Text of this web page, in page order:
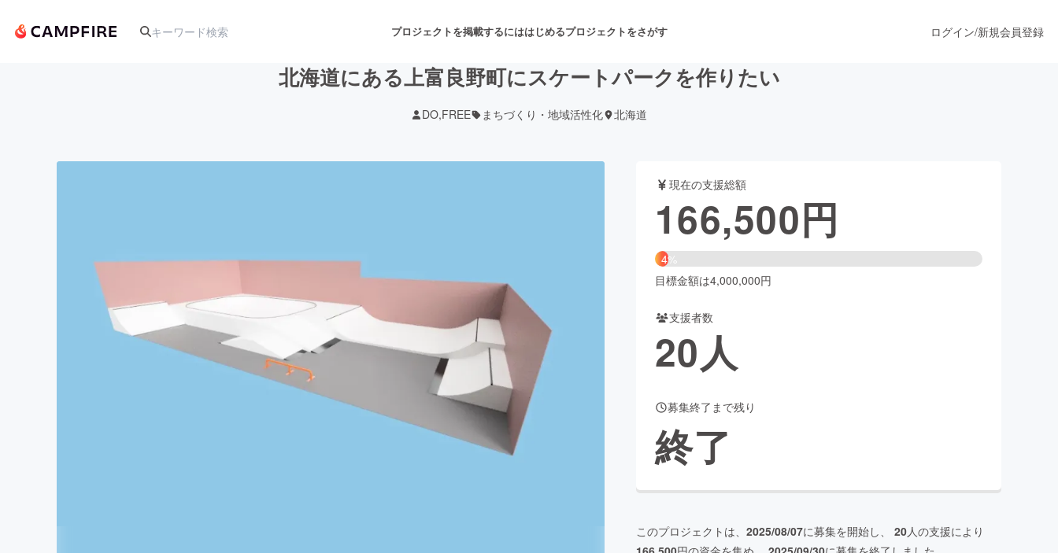
プロジェクトを掲載するにははじめるプロジェクトをさがす
舞台・パフォーマンス
ファッション
書籍・雑誌出版
ビジネス・起業 チャレンジ ビューティー・ヘルスケア
まちづくり・地域活性化
CAMPFIRE for Social Good
CAMPFIREふるさと納税
ログイン/新規会員登録
北海道にある上富良野町にスケートパークを作りたい
DO,FREE まちづくり・地域活性化 北海道
現在の支援総額
166,500円
4%
目標金額は4,000,000円
支援者数
20人
募集終了まで残り
終了
このプロジェクトは、 2025/08/07に募集を開始し、 20人の支援により